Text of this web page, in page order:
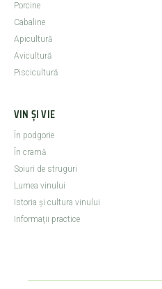
Porcine
Cabaline
Apicultură
Avicultură
Piscicultură
VIN ȘI VIE
În podgorie
În cramă
Soiuri de struguri
Lumea vinului
Istoria şi cultura vinului
Informaţii practice